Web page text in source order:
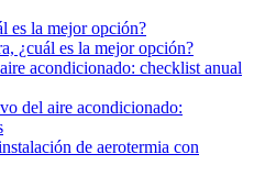
¿cuál es la mejor opción?
del aire acondicionado: